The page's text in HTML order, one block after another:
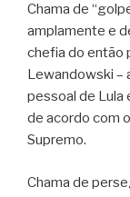
Chama de
amplamente e
chefia do então
Lewandowski –
pessoal de Lula
de acordo com
Supremo.
Chama de